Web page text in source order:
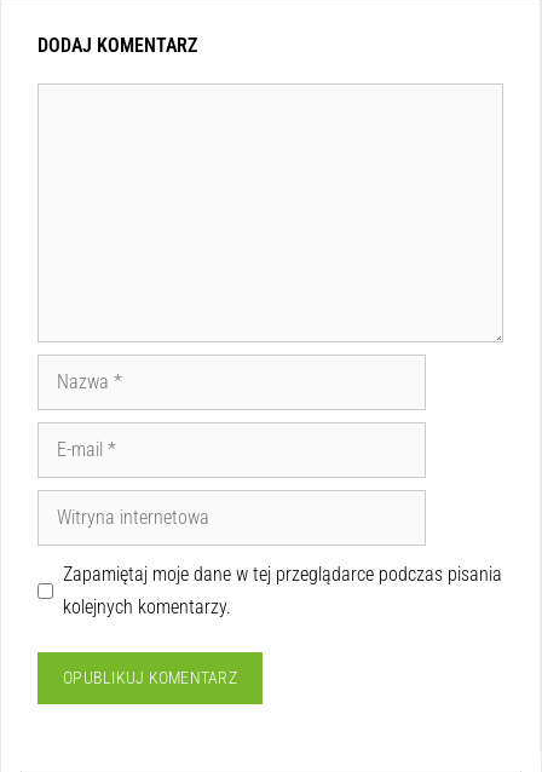
DODAJ KOMENTARZ
Zapamiętaj moje dane w tej przeglądarce podczas pisania
kolejnych komentarzy.